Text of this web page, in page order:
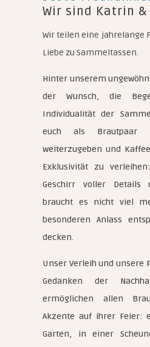
Wir sind Katrin &
Wir teilen eine jahrelange
Liebe zu Sammeltassen.
Hinter unserem
der Wunsch, die
Individualität der
euch als Brautpaar
weiterzugeben und
Exklusivität zu
Geschirr voller Details
braucht es nicht viel
besonderen Anlass
decken.
Unser Verleih und unsere
Gedanken der
ermöglichen allen
Akzente auf ihrer Feier:
Garten, in einer